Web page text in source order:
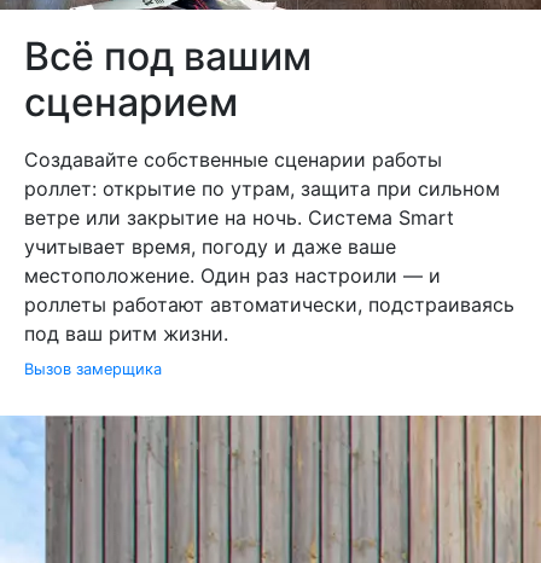
Всё под вашим
сценарием
Создавайте собственные сценарии работы
роллет: открытие по утрам, защита при сильном
ветре или закрытие на ночь. Система Smart
учитывает время, погоду и даже ваше
местоположение. Один раз настроили — и
роллеты работают автоматически, подстраиваясь
под ваш ритм жизни.
Вызов замерщика